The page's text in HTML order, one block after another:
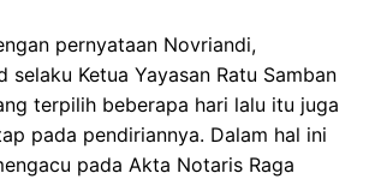
pernyataan Novriandi,
selaku Ketua Yayasan Ratu Samban
terpilih beberapa hari lalu itu juga
pada pendiriannya. Dalam hal ini
pada Akta Notaris Raga